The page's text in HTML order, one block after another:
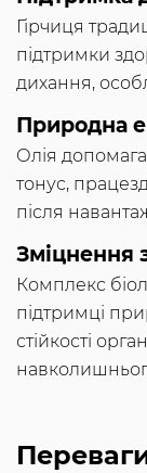
Гірчиця
підтримки
дихання,
Природна
Олія
тонус,
після
Зміцнення
Комплекс
підтримці
стійкості